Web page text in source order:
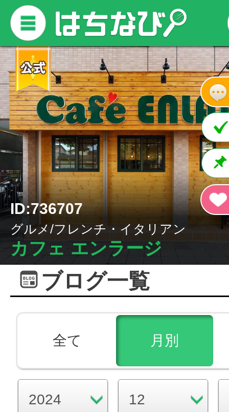
ID:736707
グルメ/フレンチ・イタリアン
カフェ エンラージ
ブログ一覧
全て 月別